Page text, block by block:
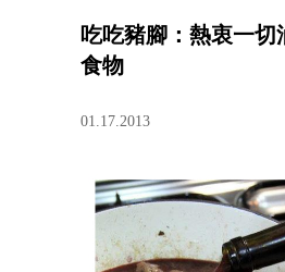
吃吃豬腳：熱衷一切
食物
01.17.2013